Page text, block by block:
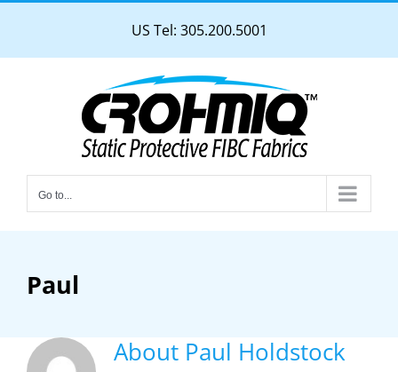
content
US Tel: 305.200.5001
Go to...
Paul
About Paul Holdstock